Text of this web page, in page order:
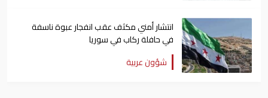
انتشار أمني مكثف عقب انفجار عبوة ناسفة
في حافلة ركاب في سوريا
شؤون عربية